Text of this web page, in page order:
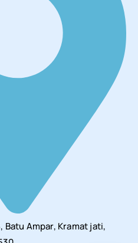
Batu Ampar, Kramat jati,